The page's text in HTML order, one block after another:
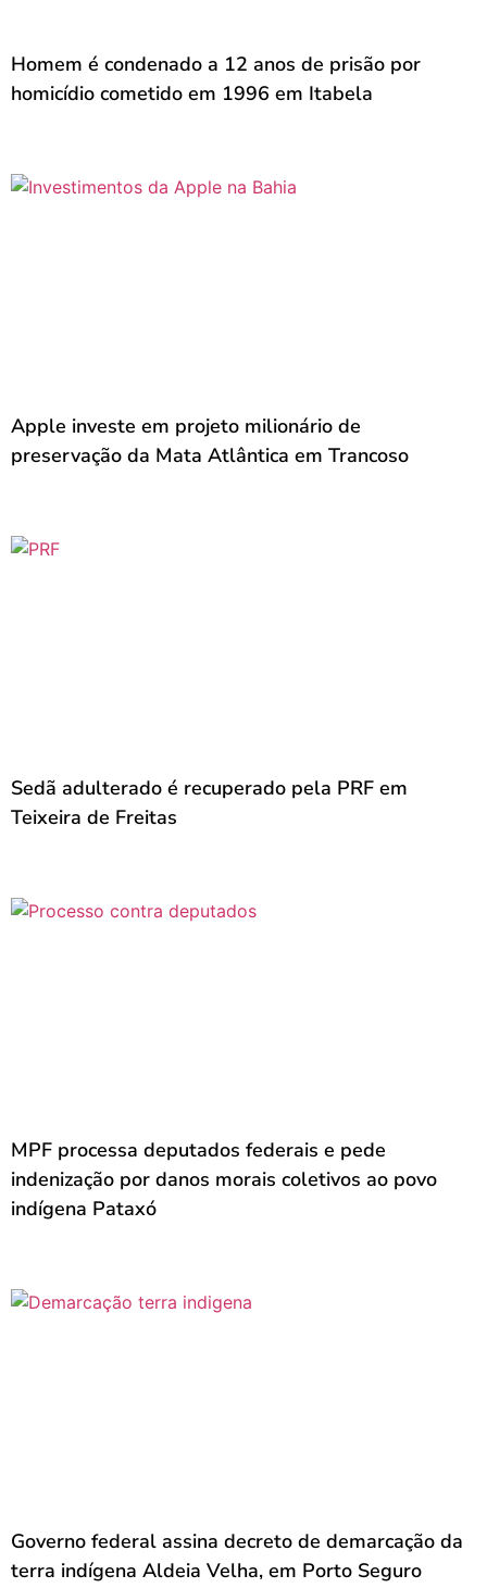
Homem é condenado a 12 anos de prisão por
homicídio cometido em 1996 em Itabela
Apple investe em projeto milionário de
preservação da Mata Atlântica em Trancoso
Sedã adulterado é recuperado pela PRF em
Teixeira de Freitas
MPF processa deputados federais e pede
indenização por danos morais coletivos ao povo
indígena Pataxó
Governo federal assina decreto de demarcação da
terra indígena Aldeia Velha, em Porto Seguro